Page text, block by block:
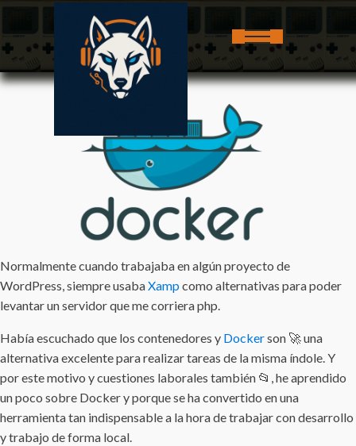
Normalmente cuando trabajaba en algún proyecto de
WordPress, siempre usabaXampcomo alternativas para poder
levantar un servidor que me corriera php.
Había escuchado que los contenedores y Dockerson 🚀 una
alternativa excelente para realizar tareas de la misma índole. Y
por este motivo y cuestiones laborales también 📂, he aprendido
un poco sobre Docker y porque se ha convertido en una
herramienta tan indispensable a la hora de trabajar con desarrollo
y trabajo de forma local.